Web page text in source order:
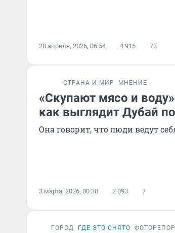
28 апреля, 2026, 06:54 4 915 73
СТРАНА И МИР МНЕНИЕ
«Скупают мясо и
как выглядит Дубай
Она говорит, что люди ведут
3 марта, 2026, 00:30 2 093 7
ГОРОД ГДЕ ЭТО СНЯТО